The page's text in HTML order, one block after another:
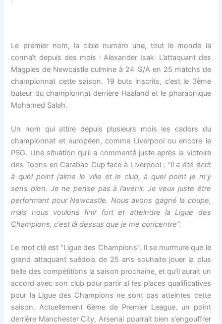
Le premier nom, la cible numéro une, tout le monde la
connaît depuis des mois : Alexander Isak. L’attaquant des
Magpies de Newcastle culmine à 24 G/A en 25 matchs de
championnat cette saison. 19 buts inscrits, c’est le 3ème
buteur du championnat derrière Haaland et le pharaonique
Mohamed Salah.
Un nom qui attire depuis plusieurs mois les cadors du
championnat et européen, comme Liverpool ou encore le
PSG. Une situation qu’il a commenté juste après la victoire
des Toons en Carabao Cup face à Liverpool : “Il a été écrit
à quel point j’aime le ville et le club, à quel point je m’y
sens bien. Je ne pense pas à l’avenir. Je veux juste être
performant pour Newcastle. Nous avons gagné la coupe,
mais nous voulons finir fort et atteindre la Ligue des
Champions, c’est là dessus que je me concentre”.
Le mot clé est “Ligue des Champions”. Il se murmure que le
grand attaquant suédois de 25 ans souhaite jouer la plus
belle des compétitions la saison prochaine, et qu’il aurait un
accord avec son club pour partir si les places qualificatives
pour la Ligue des Champions ne sont pas atteintes cette
saison. Actuellement 6ème de Premier League, un point
derrière Manchester City, Arsenal pourrait bien s’engouffrer